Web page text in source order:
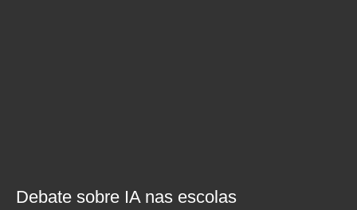
Debate sobre IA nas escolas